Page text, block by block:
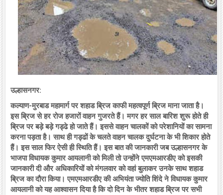
उल्हासनगर:
कल्याण-मुरबाड महामार्ग पर शहाड ब्रिज काफी महत्वपूर्ण ब्रिज माना जाता है।
इस ब्रिज से हर रोज हजारों वाहन गुजरते हैं। मगर हर साल बारिश शुरू होते ही
ब्रिज पर बड़े बड़े गड्ढे हो जाते हैं। इससे वाहन चालकों को परेशानियों का सामना
करना पड़ता है। साथ ही गड्ढों के चलते वाहन चालक दुर्घटना के भी शिकार होते
हैं। इस साल फिर ऐसी ही स्थिति हैं। इस बात की जानकारी जब उल्हासनगर के
भाजपा विधायक कुमार आयलानी को मिली तो उन्होंने एमएमआरडीए को इसकी
जानकारी दी और अधिकारियों को मंगलवार को वहां बुलाकर उनके साथ शहाड
ब्रिज का दौरा किया। एमएमआरडीए की अभियंता ज्योति शिंदे ने विधायक कुमार
आयलानी को यह आश्वासन दिया है कि दो दिन के भीतर शहाड ब्रिज पर सभी